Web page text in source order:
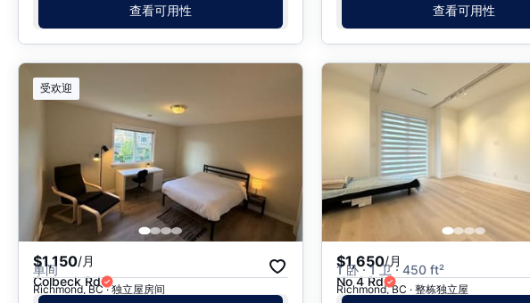
查看可用性 查看可用性
受欢迎
$1,150/月
单间
Colbeck Rd
Richmond, BC · 独立屋房间
$1,650/月
1 卧 · 1 卫 · 450 ft²
No 4 Rd
Richmond, BC · 整栋独立屋